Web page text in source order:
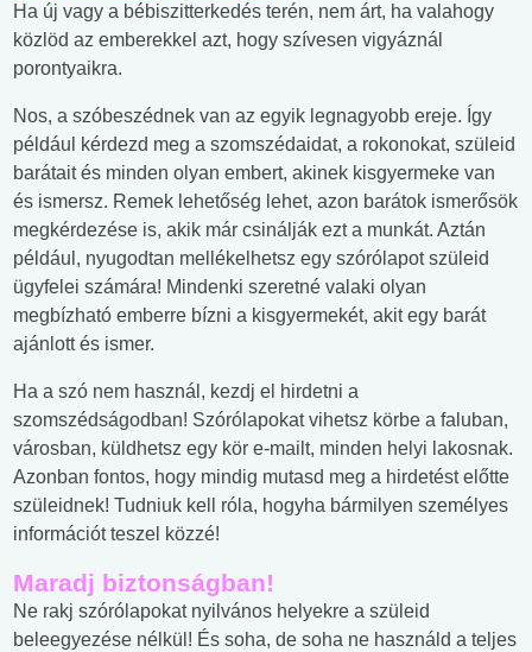
Ha új vagy a bébiszitterkedés terén, nem árt, ha valahogy
közlöd az emberekkel azt, hogy szívesen vigyáznál
porontyaikra.
Nos, a szóbeszédnek van az egyik legnagyobb ereje. Így
például kérdezd meg a szomszédaidat, a rokonokat, szüleid
barátait és minden olyan embert, akinek kisgyermeke van
és ismersz. Remek lehetőség lehet, azon barátok ismerősök
megkérdezése is, akik már csinálják ezt a munkát. Aztán
például, nyugodtan mellékelhetsz egy szórólapot szüleid
ügyfelei számára! Mindenki szeretné valaki olyan
megbízható emberre bízni a kisgyermekét, akit egy barát
ajánlott és ismer.
Ha a szó nem használ, kezdj el hirdetni a
szomszédságodban! Szórólapokat vihetsz körbe a faluban,
városban, küldhetsz egy kör e-mailt, minden helyi lakosnak.
Azonban fontos, hogy mindig mutasd meg a hirdetést előtte
szüleidnek! Tudniuk kell róla, hogyha bármilyen személyes
információt teszel közzé!
Maradj biztonságban!
Ne rakj szórólapokat nyilvános helyekre a szüleid
beleegyezése nélkül! És soha, de soha ne használd a teljes